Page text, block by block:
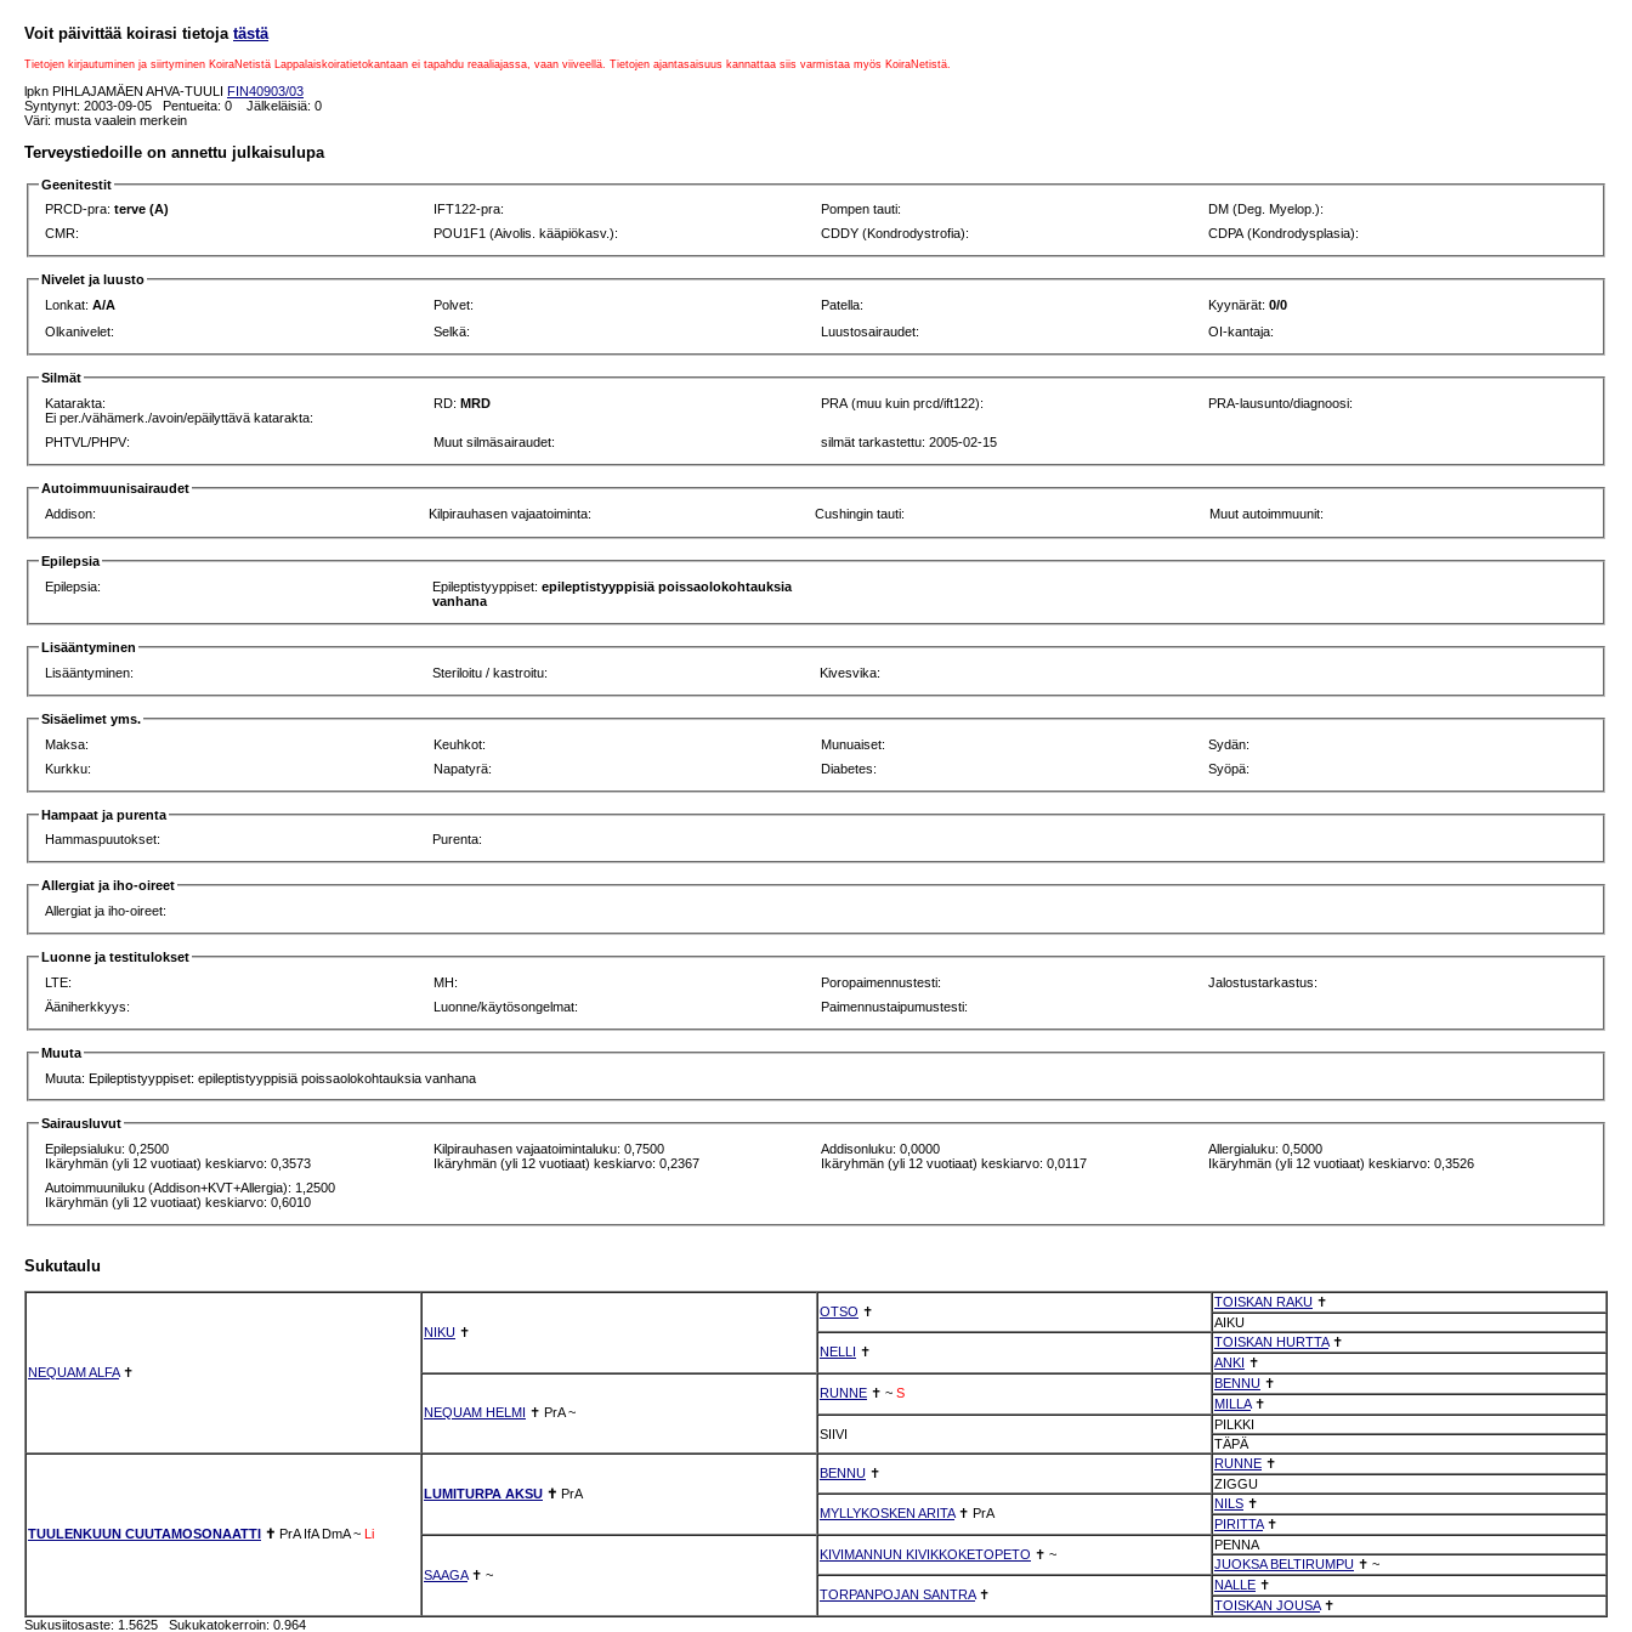
Voit päivittää koirasi tietoja tästä
Tietojen kirjautuminen ja siirtyminen KoiraNetistä Lappalaiskoiratietokantaan ei tapahdu reaaliajassa, vaan viiveellä. Tietojen ajantasaisuus kannattaa siis varmistaa myös KoiraNetistä.
lpkn PIHLAJAMÄEN AHVA-TUULI FIN40903/03
Syntynyt: 2003-09-05 Pentueita: 0 Jälkeläisiä: 0
Väri: musta vaalein merkein
Terveystiedoille on annettu julkaisulupa
Geenitestit
PRCD-pra:terve (A) IFT122-pra: Pompen tauti:
DM (Deg. Myelop.):
CMR:
POU1F1 (Aivolis. kääpiökasv.): CDDY (Kondrodystrofia): CDPA (Kondrodysplasia):
Nivelet ja luusto
Lonkat:A/A Polvet: Patella: Kyynärät:0/0
Olkanivelet:
Selkä: Luustosairaudet: OI-kantaja:
Silmät
Katarakta:
Ei per./vähämerk./avoin/epäilyttävä katarakta:
RD:MRD PRA (muu kuin prcd/ift122): PRA-lausunto/diagnoosi:
PHTVL/PHPV: Muut silmäsairaudet: silmät tarkastettu: 2005-02-15
Autoimmuunisairaudet
Addison:
Kilpirauhasen vajaatoiminta: Cushingin tauti: Muut autoimmuunit:
Epilepsia
Epilepsia:
Epileptistyyppiset:epileptistyyppisiä poissaolokohtauksia
vanhana
Lisääntyminen
Lisääntyminen:
Steriloitu / kastroitu: Kivesvika:
Sisäelimet yms.
Maksa:
Keuhkot: Munuaiset:
Sydän:
Kurkku:
Napatyrä: Diabetes: Syöpä:
Hampaat ja purenta
Hammaspuutokset:
Purenta:
Allergiat ja iho-oireet
Allergiat ja iho-oireet:
Luonne ja testitulokset
LTE:
MH: Poropaimennustesti:
Jalostustarkastus:
Ääniherkkyys:
Luonne/käytösongelmat: Paimennustaipumustesti:
Muuta
Muuta: Epileptistyyppiset: epileptistyyppisiä poissaolokohtauksia vanhana
Sairausluvut
Epilepsialuku: 0,2500
Ikäryhmän (yli 12 vuotiaat) keskiarvo: 0,3573
Kilpirauhasen vajaatoimintaluku: 0,7500
Ikäryhmän (yli 12 vuotiaat) keskiarvo: 0,2367
Addisonluku: 0,0000
Ikäryhmän (yli 12 vuotiaat) keskiarvo: 0,0117
Allergialuku: 0,5000
Ikäryhmän (yli 12 vuotiaat) keskiarvo: 0,3526
Autoimmuuniluku (Addison+KVT+Allergia): 1,2500
Ikäryhmän (yli 12 vuotiaat) keskiarvo: 0,6010
Sukutaulu
NEQUAM ALFA✝
NIKU ✝
OTSO ✝
TOISKAN RAKU ✝
AIKU
NELLI ✝
TOISKAN HURTTA✝
ANKI ✝
NEQUAM HELMI ✝ PrA ~
RUNNE ✝ ~ S
BENNU ✝
MILLA✝
SIIVI
PILKKI
TÄPÄ
TUULENKUUN CUUTAMOSONAATTI ✝ PrA IfA DmA ~ Li
LUMITURPA AKSU ✝ PrA
BENNU ✝
RUNNE ✝
ZIGGU
MYLLYKOSKEN ARITA✝ PrA
NILS ✝
PIRITTA✝
SAAGA✝ ~
KIVIMANNUN KIVIKKOKETOPETO ✝ ~
PENNA
JUOKSA BELTIRUMPU ✝ ~
TORPANPOJAN SANTRA✝
NALLE ✝
TOISKAN JOUSA✝
Sukusiitosaste: 1.5625 Sukukatokerroin: 0.964